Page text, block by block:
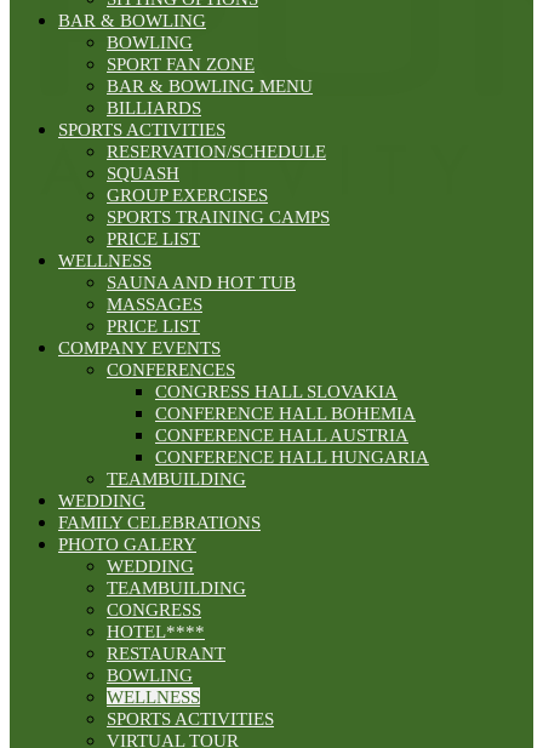
BAR & BOWLING
BOWLING
SPORT FAN ZONE
BAR & BOWLING MENU
BILLIARDS
SPORTS ACTIVITIES
RESERVATION/SCHEDULE
SQUASH
GROUP EXERCISES
SPORTS TRAINING CAMPS
PRICE LIST
WELLNESS
SAUNA AND HOT TUB
MASSAGES
PRICE LIST
COMPANY EVENTS
CONFERENCES
CONGRESS HALL SLOVAKIA
CONFERENCE HALL BOHEMIA
CONFERENCE HALL AUSTRIA
CONFERENCE HALL HUNGARIA
TEAMBUILDING
WEDDING
FAMILY CELEBRATIONS
PHOTO GALERY
WEDDING
TEAMBUILDING
CONGRESS
HOTEL****
RESTAURANT
BOWLING
WELLNESS
SPORTS ACTIVITIES
VIRTUAL TOUR